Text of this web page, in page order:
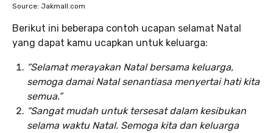
Source: Jakmall.com
Berikut ini beberapa contoh ucapan selamat Natal
yang dapat kamu ucapkan untuk keluarga:
“Selamat merayakan Natal bersama keluarga,
semoga damai Natal senantiasa menyertai hati kita
semua.”
“Sangat mudah untuk tersesat dalam kesibukan
selama waktu Natal. Semoga kita dan keluarga